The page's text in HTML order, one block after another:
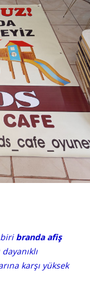
branda afiş
karşı yüksek